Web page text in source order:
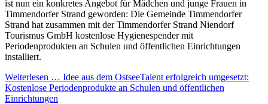
ist nun ein konkretes Angebot für Mädchen und junge Frauen in
Timmendorfer Strand geworden: Die Gemeinde Timmendorfer
Strand hat zusammen mit der Timmendorfer Strand Niendorf
Tourismus GmbH kostenlose Hygienespender mit
Periodenprodukten an Schulen und öffentlichen Einrichtungen
installiert.
Weiterlesen … Idee aus dem OstseeTalent erfolgreich umgesetzt:
Kostenlose Periodenprodukte an Schulen und öffentlichen
Einrichtungen